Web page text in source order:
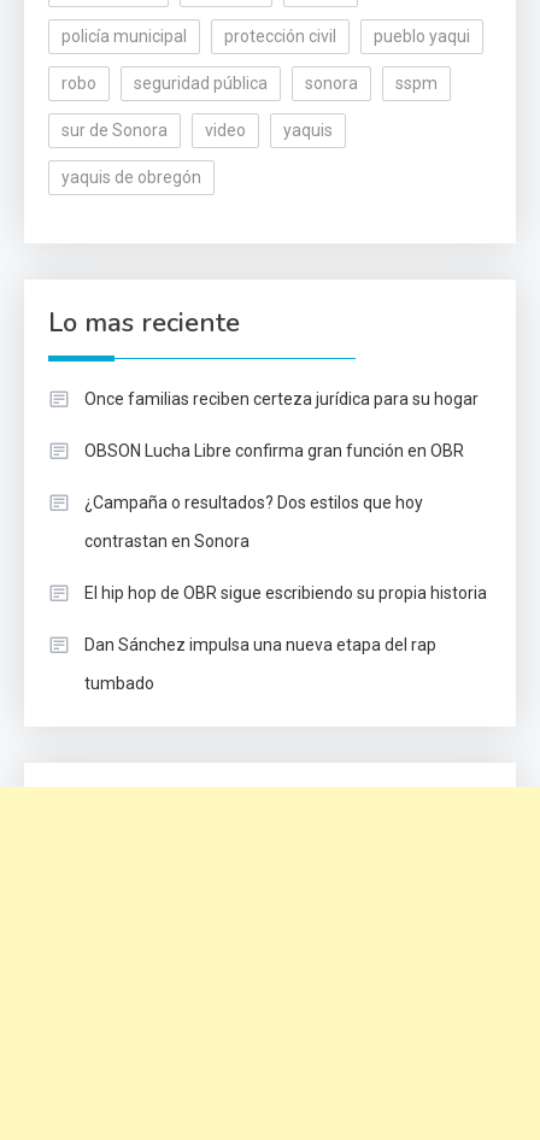
policía municipal protección civil pueblo yaqui
robo seguridad pública sonora sspm
sur de Sonora video yaquis
yaquis de obregón
Lo mas reciente
Once familias reciben certeza jurídica para su hogar
OBSON Lucha Libre confirma gran función en OBR
¿Campaña o resultados? Dos estilos que hoy
contrastan en Sonora
El hip hop de OBR sigue escribiendo su propia historia
Dan Sánchez impulsa una nueva etapa del rap
tumbado